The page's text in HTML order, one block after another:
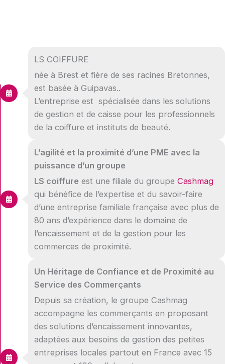
LS COIFFURE
née à Brest et fière de ses racines Bretonnes,
est basée à Guipavas..
L’entreprise est spécialisée dans les solutions
de gestion et de caisse pour les professionnels
de la coiffure et instituts de beauté.
L’agilité et la proximité d’une PME avec la
puissance d’un groupe
LS coiffure est une filiale du groupe Cashmag
qui bénéfice de l’expertise et du savoir-faire
d’une entreprise familiale française avec plus de
80 ans d’expérience dans le domaine de
l’encaissement et de la gestion pour les
commerces de proximité.
Un Héritage de Confiance et de Proximité au
Service des Commerçants
Depuis sa création, le groupe Cashmag
accompagne les commerçants en proposant
des solutions d’encaissement innovantes,
adaptées aux besoins de gestion des petites
entreprises locales partout en France avec 15